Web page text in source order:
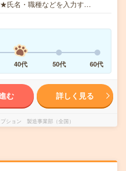
氏名・職種などを入力す…
40代 50代 60代
む 詳しく見る
ション 製造事業部（全国）